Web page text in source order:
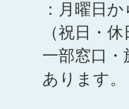
：月曜日
（祝日・
一部窓口
あります。